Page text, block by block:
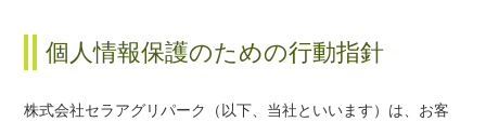
個人情報保護のための行動指針
株式会社セラアグリパーク（以下、当社といいます）は、お客